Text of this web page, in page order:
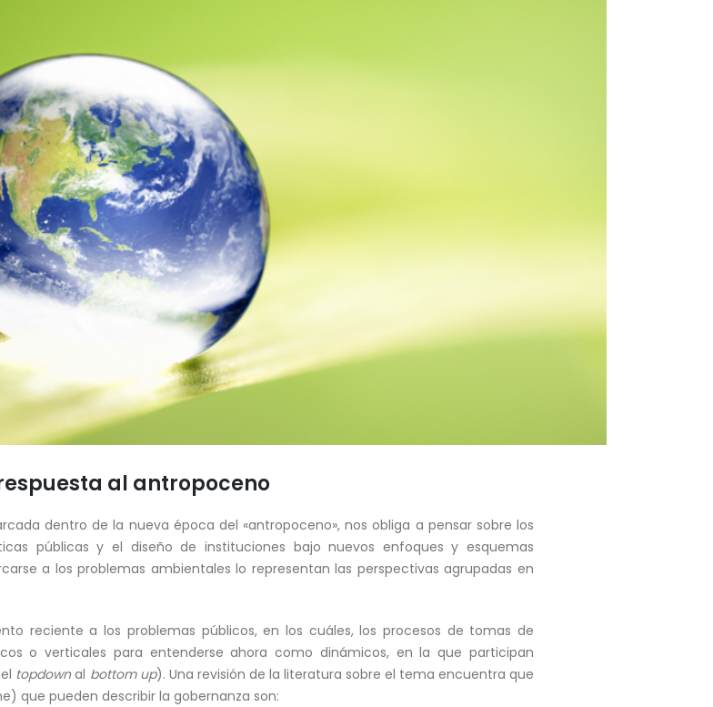
al antropoceno
dentro de la nueva época del «antropoceno», nos obliga a pensar sobre los
públicas y el diseño de instituciones bajo nuevos enfoques y esquemas
a los problemas ambientales lo representan las perspectivas agrupadas en
reciente a los problemas públicos, en los cuáles, los procesos de tomas de
o verticales para entenderse ahora como dinámicos, en la que participan
topdownal bottom up). Una revisión de la literatura sobre el tema encuentra que
que pueden describir la gobernanza son: